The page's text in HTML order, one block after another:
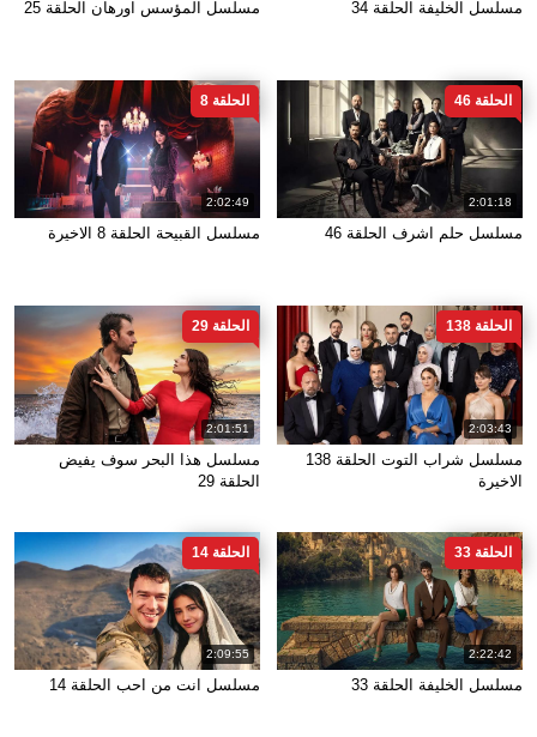
مسلسل الخليفة الحلقة 34 مسلسل المؤسس اورهان الحلقة 25
2:01:18
الحلقة 46
مسلسل حلم اشرف الحلقة 46
2:02:49
الحلقة 8
مسلسل القبيحة الحلقة 8 الاخيرة
2:03:43
الحلقة 138
مسلسل شراب التوت الحلقة 138
الاخيرة
2:01:51
الحلقة 29
مسلسل هذا البحر سوف يفيض
الحلقة 29
2:22:42
الحلقة 33
مسلسل الخليفة الحلقة 33
2:09:55
الحلقة 14
مسلسل انت من احب الحلقة 14